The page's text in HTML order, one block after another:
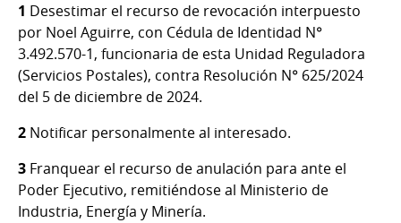
1 Desestimar el recurso de revocación interpuesto
por Noel Aguirre, con Cédula de Identidad N°
3.492.570-1, funcionaria de esta Unidad Reguladora
(Servicios Postales), contra Resolución N° 625/2024
del 5 de diciembre de 2024.
2 Notificar personalmente al interesado.
3 Franquear el recurso de anulación para ante el
Poder Ejecutivo, remitiéndose al Ministerio de
Industria, Energía y Minería.